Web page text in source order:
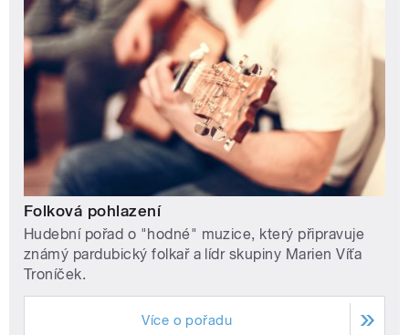
Folková pohlazení
Hudební pořad o "hodné" muzice, který připravuje
známý pardubický folkař a lídr skupiny Marien Víťa
Troníček.
Více o pořadu